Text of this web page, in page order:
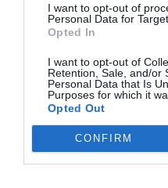
I want to opt-out of
Personal Data for
Opted In
I want to opt-out of
Retention, Sale, and/or
Personal Data that Is
Purposes for which it
Opted Out
CONFIRM